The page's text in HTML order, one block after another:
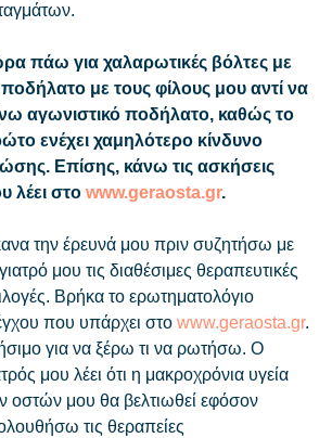
πάω για χαλαρωτικές βόλτες με
με τους φίλους μου αντί να
αγωνιστικό ποδήλατο, καθώς το
ενέχει χαμηλότερο κίνδυνο
Επίσης, κάνω τις ασκήσεις
λέει στο www.geraosta.gr.
την έρευνά μου πριν συζητήσω με
μου τις διαθέσιμες θεραπευτικές
Βρήκα το ερωτηματολόγιο
που υπάρχει στο www.geraosta.gr.
για να ξέρω τι να ρωτήσω. Ο
μου λέει ότι η μακροχρόνια υγεία
οστών μου θα βελτιωθεί εφόσον
τις θεραπείες